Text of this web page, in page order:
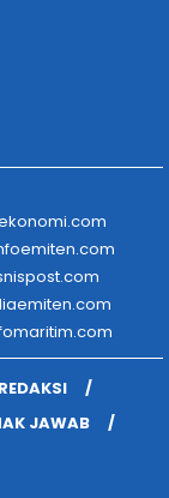
JAWAB